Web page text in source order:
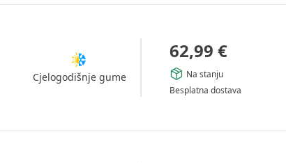
Cjelogodišnje gume
62,99 €
Na stanju
Besplatna dostava